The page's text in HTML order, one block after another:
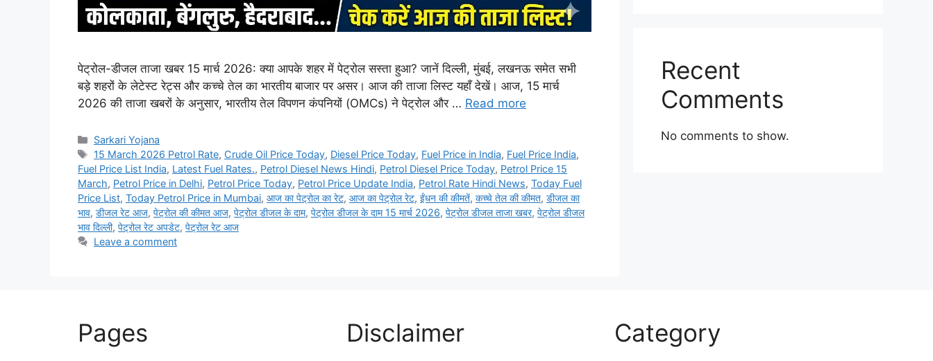
पेट्रोल-डीजल ताजा खबर 15 मार्च 2026: क्या आपके शहर में पेट्रोल सस्ता हुआ? जानें दिल्ली, मुंबई, लखनऊ समेत सभी
बड़े शहरों के लेटेस्ट रेट्स और कच्चे तेल का भारतीय बाजार पर असर। आज की ताजा लिस्ट यहाँ देखें। आज, 15 मार्च
2026 की ताजा खबरों के अनुसार, भारतीय तेल विपणन कंपनियों (OMCs) ने पेट्रोल और … Read more
Categories
Sarkari Yojana
Tags
15 March 2026 Petrol Rate, Crude Oil Price Today, Diesel Price Today, Fuel Price in India, Fuel Price India,
Fuel Price List India, Latest Fuel Rates., Petrol Diesel News Hindi, Petrol Diesel Price Today, Petrol Price 15
March, Petrol Price in Delhi, Petrol Price Today, Petrol Price Update India, Petrol Rate Hindi News, Today Fuel
Price List, Today Petrol Price in Mumbai, आज का पेट्रोल का रेट, आज का पेट्रोल रेट, ईंधन की कीमतें, कच्चे तेल की कीमत, डीजल का
भाव, डीजल रेट आज, पेट्रोल की कीमत आज, पेट्रोल डीजल के दाम, पेट्रोल डीजल के दाम 15 मार्च 2026, पेट्रोल डीजल ताजा खबर, पेट्रोल डीजल
भाव दिल्ली, पेट्रोल रेट अपडेट, पेट्रोल रेट आज
Leave a comment
Recent
Comments
No comments to show.
Pages Disclaimer Category